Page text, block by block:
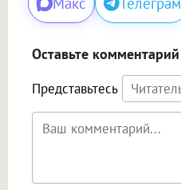
Оставьте комментарий
Представьтесь